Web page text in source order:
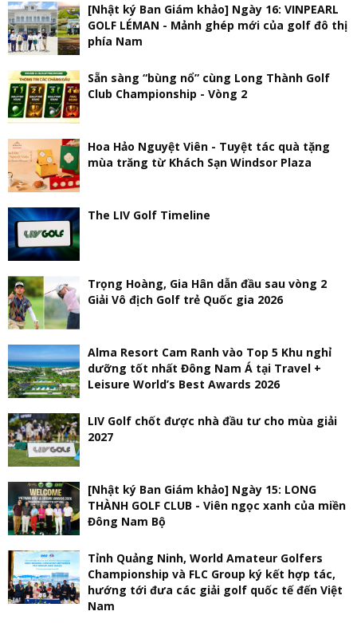
[Nhật ký Ban Giám khảo] Ngày 16: VINPEARL
GOLF LÉMAN - Mảnh ghép mới của golf đô thị
phía Nam
Sẵn sàng “bùng nổ” cùng Long Thành Golf
Club Championship - Vòng 2
Hoa Hảo Nguyệt Viên - Tuyệt tác quà tặng
mùa trăng từ Khách Sạn Windsor Plaza
The LIV Golf Timeline
Trọng Hoàng, Gia Hân dẫn đầu sau vòng 2
Giải Vô địch Golf trẻ Quốc gia 2026
Alma Resort Cam Ranh vào Top 5 Khu nghỉ
dưỡng tốt nhất Đông Nam Á tại Travel +
Leisure World’s Best Awards 2026
LIV Golf chốt được nhà đầu tư cho mùa giải
2027
[Nhật ký Ban Giám khảo] Ngày 15: LONG
THÀNH GOLF CLUB - Viên ngọc xanh của miền
Đông Nam Bộ
Tỉnh Quảng Ninh, World Amateur Golfers
Championship và FLC Group ký kết hợp tác,
hướng tới đưa các giải golf quốc tế đến Việt
Nam